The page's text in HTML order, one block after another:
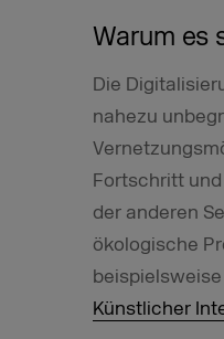
Warum es
Die
nahezu
Fortschritt
der anderen
ökologische
Künstlicher